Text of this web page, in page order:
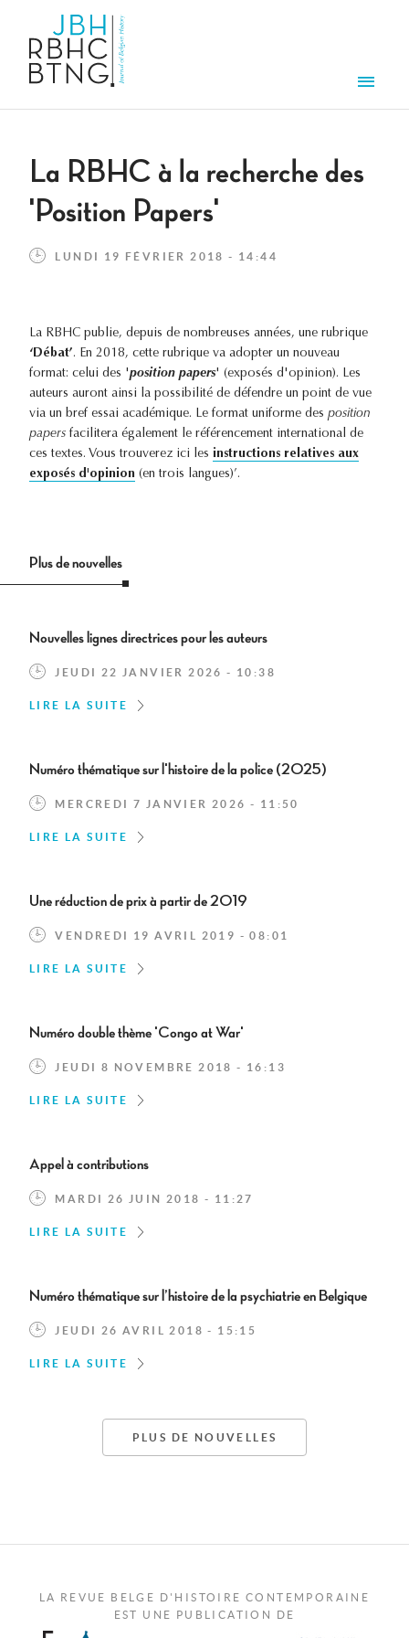
La RBHC à la recherche des
'Position Papers'
LUNDI 19 FÉVRIER 2018 - 14:44
La RBHC publie, depuis de nombreuses années, une rubrique
‘Débat’. En 2018, cette rubrique va adopter un nouveau
format: celui des 'position papers' (exposés d'opinion). Les
auteurs auront ainsi la possibilité de défendre un point de vue
via un bref essai académique. Le format uniforme des position
papers facilitera également le référencement international de
ces textes. Vous trouverez ici les instructions relatives aux
exposés d'opinion (en trois langues)’.
Plus de nouvelles
Nouvelles lignes directrices pour les auteurs
JEUDI 22 JANVIER 2026 - 10:38
LIRE LA SUITE
Numéro thématique sur l'histoire de la police (2025)
MERCREDI 7 JANVIER 2026 - 11:50
LIRE LA SUITE
Une réduction de prix à partir de 2019
VENDREDI 19 AVRIL 2019 - 08:01
LIRE LA SUITE
Numéro double thème 'Congo at War'
JEUDI 8 NOVEMBRE 2018 - 16:13
LIRE LA SUITE
Appel à contributions
MARDI 26 JUIN 2018 - 11:27
LIRE LA SUITE
Numéro thématique sur l’histoire de la psychiatrie en Belgique
JEUDI 26 AVRIL 2018 - 15:15
LIRE LA SUITE
PLUS DE NOUVELLES
LA REVUE BELGE D'HISTOIRE CONTEMPORAINE
EST UNE PUBLICATION DE